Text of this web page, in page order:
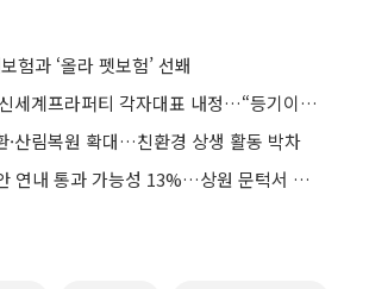
험과 ‘올라 펫보험’ 선봬
정용진, 이마트·신세계프라퍼티 각자대표 내정…“등기이사 맡아 책임경영”
·산림복원 확대…친환경 상생 활동 박차
美 클래리티 법안 연내 통과 가능성 13%…상원 문턱서 제동